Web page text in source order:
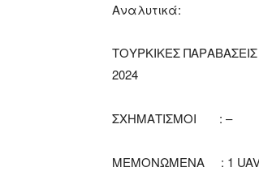
Αναλυτικά:
ΤΟΥΡΚΙΚΕΣ
2024
ΣΧΗΜΑΤΙΣΜΟΙ : –
ΜΕΜΟΝΩΜΕΝΑ : 1